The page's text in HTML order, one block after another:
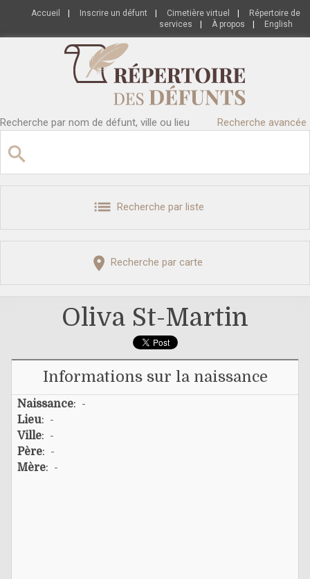
Accueil Inscrire un défunt Cimetière virtuel
Répertoire de
services
À propos English
Recherche par nom de défunt, ville ou lieu Recherche avancée
Recherche par liste
Recherche par carte
Oliva St-Martin
Informations sur la naissance
Naissance: -
Lieu: -
Ville: -
Père: -
Mère: -